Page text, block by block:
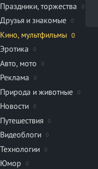
Праздники, торжества 0
Друзья и знакомые 0
Кино, мультфильмы 0
Эротика 0
Авто, мото 0
Реклама 0
Природа и животные 0
Новости 0
Путешествия 0
Видеоблоги 0
Технологии 0
Юмор 0